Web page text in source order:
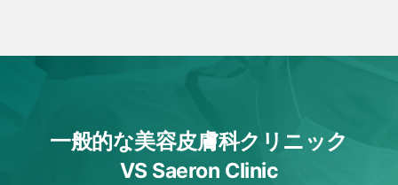
一般的な美容皮膚科クリニック
VS Saeron Clinic